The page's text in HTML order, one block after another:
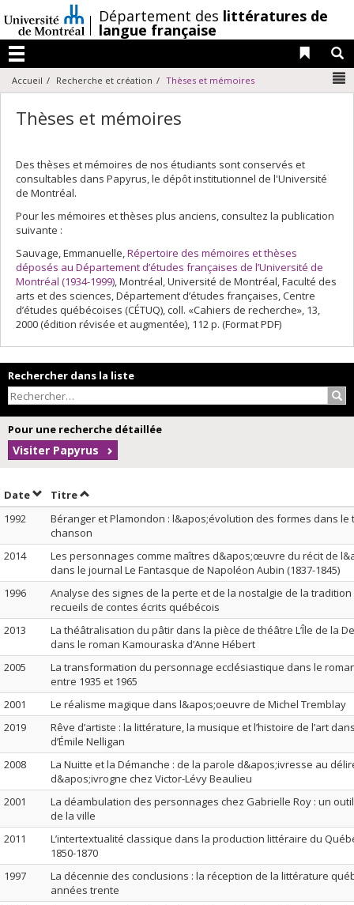
au
contenu
/Département des littératures de
langue française
Menu
Liens
Accueil Recherche et création Thèses et mémoires
Thèses et mémoires
Des thèses et mémoires de nos étudiants sont conservés et
consultables dans Papyrus, le dépôt institutionnel de l'Université
de Montréal.
Pour les mémoires et thèses plus anciens, consultez la publication
suivante :
Sauvage, Emmanuelle,Répertoire des mémoires et thèses
déposés au Département d’études françaises de l’Université de
Montréal (1934-1999), Montréal, Université de Montréal, Faculté des
arts et des sciences, Département d’études françaises, Centre
d’études québécoises (CÉTUQ), coll. «Cahiers de recherche», 13,
2000 (édition révisée et augmentée), 112 p. (Format PDF)
Rechercher dans la liste
Pour une recherche détaillée
Visiter Papyrus
DateTrier par date en ordre croissant
TitreTrier par titre en ordre croissant
1992
Béranger et Plamondon : l&apos;évolution des formes dans le
chanson
2014
Les personnages comme maîtres d&apos;œuvre du récit de
dans le journal Le Fantasque de Napoléon Aubin (1837-1845)
1996
Analyse des signes de la perte et de la nostalgie de la
recueils de contes écrits québécois
2013
La théâtralisation du pâtir dans la pièce de théâtre L’Île de la
dans le roman Kamouraska d’Anne Hébert
2005
La transformation du personnage ecclésiastique dans le
entre 1935 et 1965
2001
Le réalisme magique dans l&apos;oeuvre de Michel Tremblay
2019
Rêve d’artiste : la littérature, la musique et l’histoire de l’art
d’Émile Nelligan
2008
La Nuitte et la Démanche : de la parole d&apos;ivresse au
d&apos;ivrogne chez Victor-Lévy Beaulieu
2001
La déambulation des personnages chez Gabrielle Roy : un
de la ville
2011
L’intertextualité classique dans la production littéraire du
1850-­1870
1997
La décennie des conclusions : la réception de la littérature
années trente